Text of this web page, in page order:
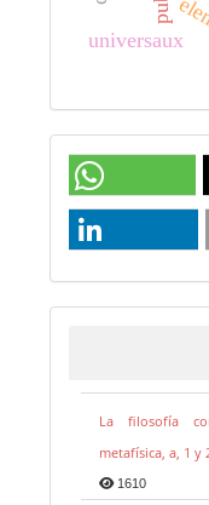
universaux
La filosofía
metafísica, a, 1 y
1610